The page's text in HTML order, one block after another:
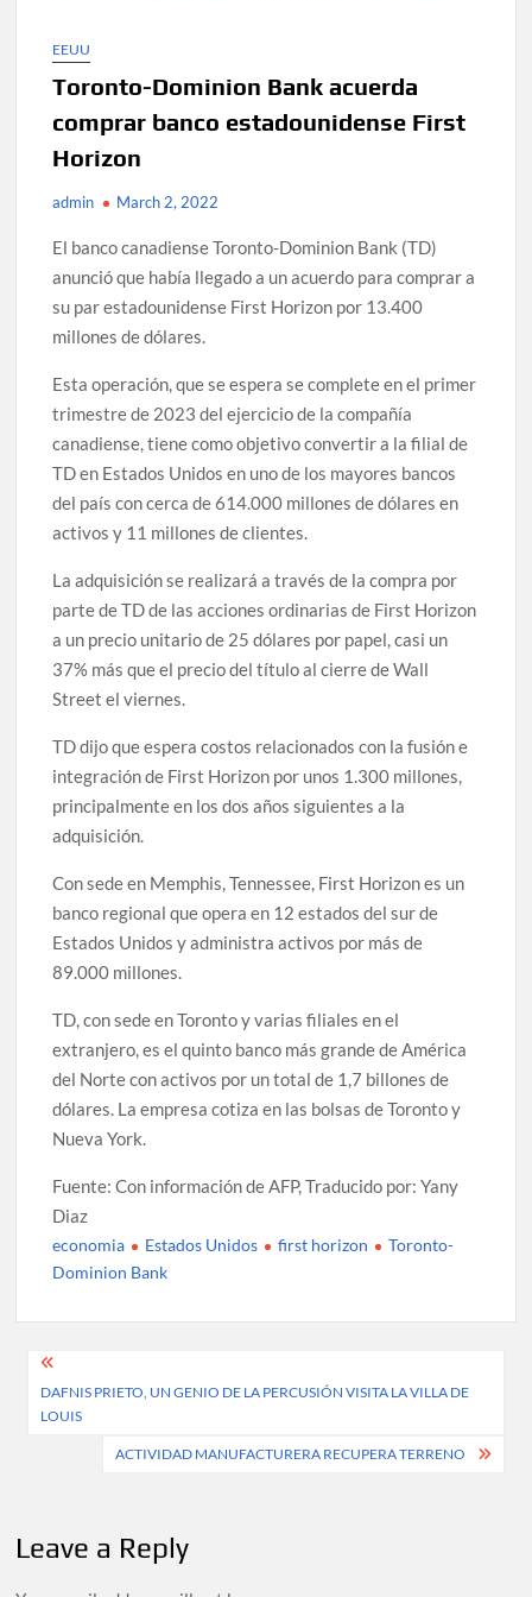
EEUU
Toronto-Dominion Bank acuerda
comprar banco estadounidense First
Horizon
admin March 2, 2022
El banco canadiense Toronto-Dominion Bank (TD)
anunció que había llegado a un acuerdo para comprar a
su par estadounidense First Horizon por 13.400
millones de dólares.
Esta operación, que se espera se complete en el primer
trimestre de 2023 del ejercicio de la compañía
canadiense, tiene como objetivo convertir a la filial de
TD en Estados Unidos en uno de los mayores bancos
del país con cerca de 614.000 millones de dólares en
activos y 11 millones de clientes.
La adquisición se realizará a través de la compra por
parte de TD de las acciones ordinarias de First Horizon
a un precio unitario de 25 dólares por papel, casi un
37% más que el precio del título al cierre de Wall
Street el viernes.
TD dijo que espera costos relacionados con la fusión e
integración de First Horizon por unos 1.300 millones,
principalmente en los dos años siguientes a la
adquisición.
Con sede en Memphis, Tennessee, First Horizon es un
banco regional que opera en 12 estados del sur de
Estados Unidos y administra activos por más de
89.000 millones.
TD, con sede en Toronto y varias filiales en el
extranjero, es el quinto banco más grande de América
del Norte con activos por un total de 1,7 billones de
dólares. La empresa cotiza en las bolsas de Toronto y
Nueva York.
Fuente: Con información de AFP, Traducido por: Yany
Diaz
economia Estados Unidos first horizon
Toronto-
Dominion Bank
Post
navigation
DAFNIS PRIETO, UN GENIO DE LA PERCUSIÓN VISITA LA VILLA DE
LOUIS
ACTIVIDAD MANUFACTURERA RECUPERA TERRENO
Leave a Reply